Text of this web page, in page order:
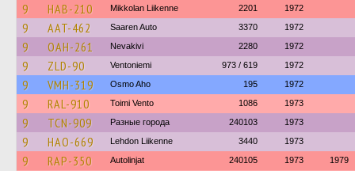
9 HAB-210 Mikkolan Liikenne 2201 1972
9 AAT-462 Saaren Auto 3370 1972
9 OAH-261 Nevakivi 2280 1972
9 ZLD-90 Ventoniemi 973 / 619 1972
9 VMH-319 Osmo Aho 195 1972
9 RAL-910 Toimi Vento 1086 1973
9 TCN-909 Разные города 240103 1973
9 HAO-669 Lehdon Liikenne 3440 1973
9 RAP-350 Autolinjat 240105 1973 1979